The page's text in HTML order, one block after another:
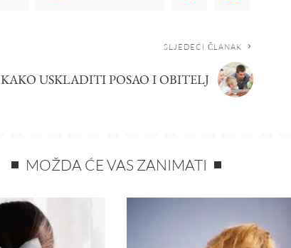
SLJEDEĆI ČLANAK
KAKO USKLADITI POSAO I OBITELJ
MOŽDA ĆE VAS ZANIMATI